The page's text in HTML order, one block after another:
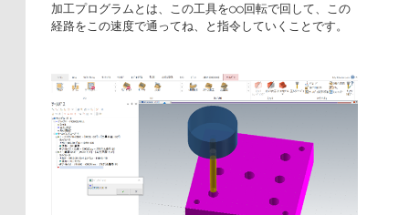
加工プログラムとは、この工具を○○回転で回して、この
経路をこの速度で通ってね、と指令していくことです。